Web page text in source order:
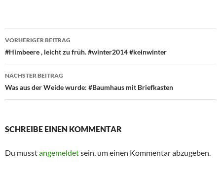
Beitragsnavigation
VORHERIGER BEITRAG
#Himbeere , leicht zu früh. #winter2014 #keinwinter
NÄCHSTER BEITRAG
Was aus der Weide wurde: #Baumhaus mit Briefkasten
SCHREIBE EINEN KOMMENTAR
Du musstangemeldetsein, um einen Kommentar abzugeben.